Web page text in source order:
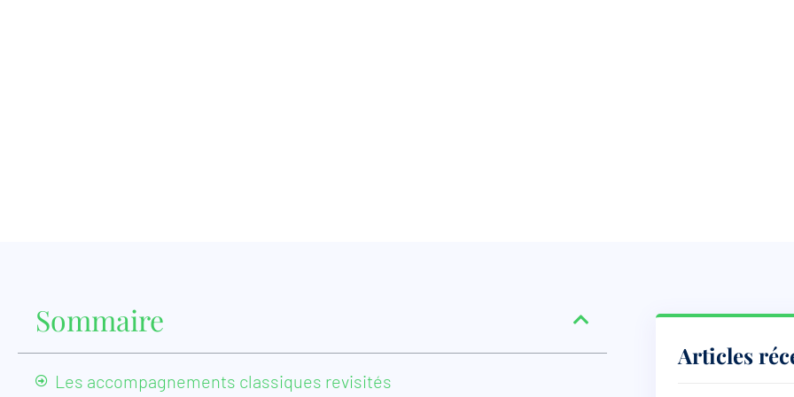
Sommaire
Les accompagnements classiques revisités
Articles